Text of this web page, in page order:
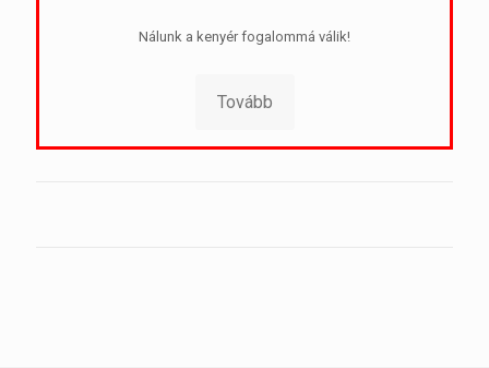
Nálunk a kenyér fogalommá válik!
Tovább